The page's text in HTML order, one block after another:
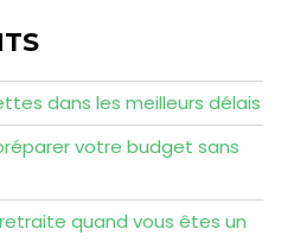
dans les meilleurs délais
votre budget sans
quand vous êtes un